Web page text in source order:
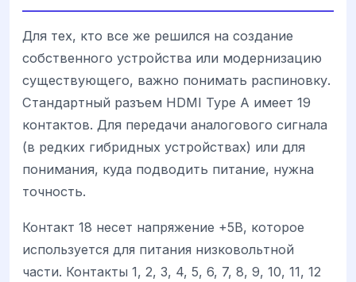
Для тех, кто все же решился на создание
собственного устройства или модернизацию
существующего, важно понимать распиновку.
Стандартный разъем HDMI Type A имеет 19
контактов. Для передачи аналогового сигнала
(в редких гибридных устройствах) или для
понимания, куда подводить питание, нужна
точность.
Контакт 18 несет напряжение +5В, которое
используется для питания низковольтной
части. Контакты 1, 2, 3, 4, 5, 6, 7, 8, 9, 10, 11, 12